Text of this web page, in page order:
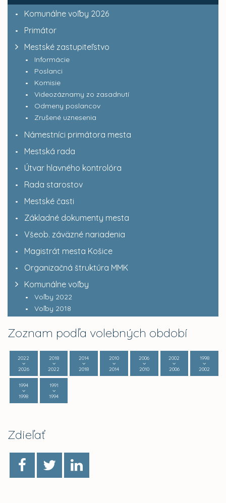
Komunálne voľby 2026
Primátor
Mestské zastupiteľstvo
Informácie
Poslanci
Komisie
Videozáznamy zo zasadnutí
Odmeny poslancov
Zrušené uznesenia
Námestníci primátora mesta
Mestská rada
Útvar hlavného kontrolóra
Rada starostov
Mestské časti
Základné dokumenty mesta
Všeob. záväzné nariadenia
Magistrát mesta Košice
Organizačná štruktúra MMK
Komunálne voľby
Voľby 2022
Voľby 2018
Zoznam podľa volebných období
2022
2026
2018
2022
2014
2018
2010
2014
2006
2010
2002
2006
1998
2002
1994
1998
1991
1994
Zdieľať